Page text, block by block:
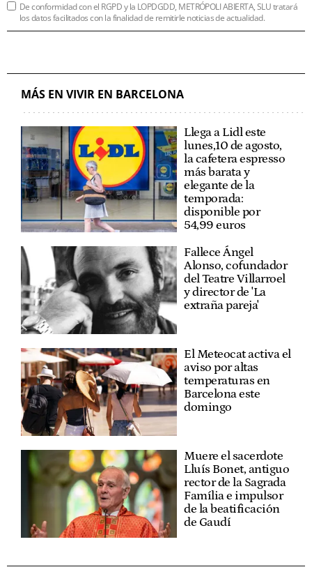
De conformidad con el RGPD y la LOPDGDD, METRÓPOLI ABIERTA, SLU tratará
los datos facilitados con la finalidad de remitirle noticias de actualidad.
MÁS EN VIVIR EN BARCELONA
Llega a Lidl este
lunes,10 de agosto,
la cafetera espresso
más barata y
elegante de la
temporada:
disponible por
54,99 euros
Fallece Ángel
Alonso, cofundador
del Teatre Villarroel
y director de 'La
extraña pareja'
El Meteocat activa el
aviso por altas
temperaturas en
Barcelona este
domingo
Muere el sacerdote
Lluís Bonet, antiguo
rector de la Sagrada
Família e impulsor
de la beatificación
de Gaudí